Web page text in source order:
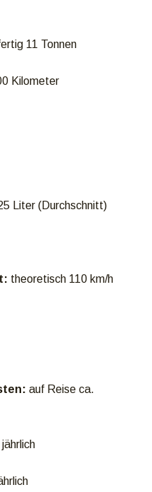
11 Tonnen
Kilometer
Liter (Durchschnitt)
theoretisch 110 km/h
auf Reise ca.